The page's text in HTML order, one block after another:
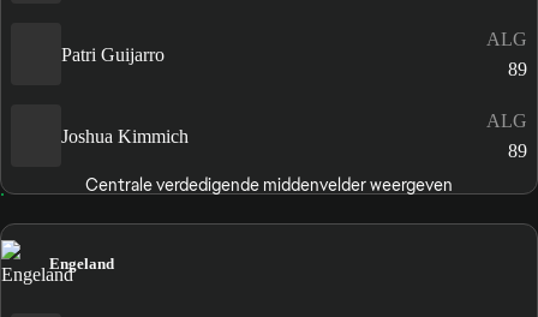
Patri Guijarro
ALG
89
Joshua Kimmich
ALG
89
Centrale verdedigende middenvelder weergeven
Engeland